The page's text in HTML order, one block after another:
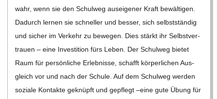
wahr, wenn sie den Schul­weg aus­ei­ge­ner Kraft bewäl­ti­gen.
Dadurch ler­nen sie schnel­ler und bes­ser, sich selbst­stän­dig
und sicher im Ver­kehr zu bewe­gen. Dies stärkt ihr Selbst­ver­
trauen – eine Inves­ti­tion fürs Leben. Der Schul­weg bie­tet
Raum für per­sön­li­che Erleb­nisse, schafft kör­per­li­chen Aus­
gleich vor und nach der Schule. Auf dem Schul­weg wer­den
soziale Kon­takte geknüpft und gepflegt –eine gute Übung für